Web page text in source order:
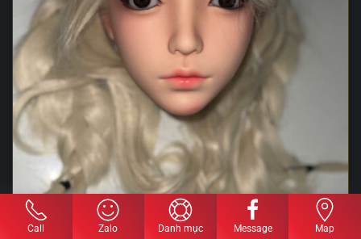
Call Zalo Danh mục Message Map